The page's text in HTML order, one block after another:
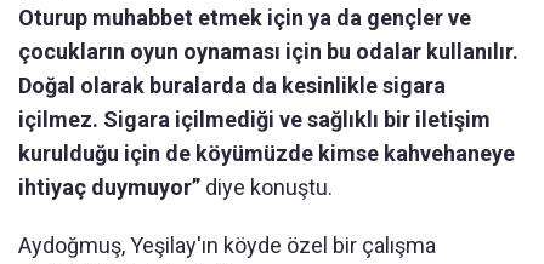
Oturup muhabbet etmek için ya da gençler ve
çocukların oyun oynaması için bu odalar kullanılır.
Doğal olarak buralarda da kesinlikle sigara
içilmez. Sigara içilmediği ve sağlıklı bir iletişim
kurulduğu için de köyümüzde kimse kahvehaneye
ihtiyaç duymuyor” diye konuştu.
Aydoğmuş, Yeşilay'ın köyde özel bir çalışma